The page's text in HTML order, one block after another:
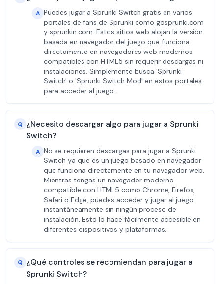
A Puedes jugar a Sprunki Switch gratis en varios
portales de fans de Sprunki como gosprunki.com
y sprunkin.com. Estos sitios web alojan la versión
basada en navegador del juego que funciona
directamente en navegadores web modernos
compatibles con HTML5 sin requerir descargas ni
instalaciones. Simplemente busca 'Sprunki
Switch' o 'Sprunki Switch Mod' en estos portales
para acceder al juego.
Q ¿Necesito descargar algo para jugar a Sprunki
Switch?
A No se requieren descargas para jugar a Sprunki
Switch ya que es un juego basado en navegador
que funciona directamente en tu navegador web.
Mientras tengas un navegador moderno
compatible con HTML5 como Chrome, Firefox,
Safari o Edge, puedes acceder y jugar al juego
instantáneamente sin ningún proceso de
instalación. Esto lo hace fácilmente accesible en
diferentes dispositivos y plataformas.
Q ¿Qué controles se recomiendan para jugar a
Sprunki Switch?